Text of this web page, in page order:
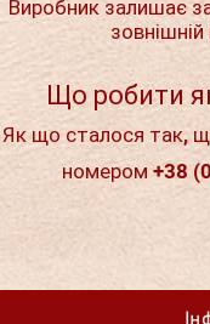
Виробник залишає
Що робити
Як що сталося так,
номером +38